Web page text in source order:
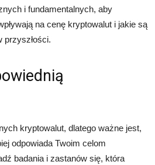
i fundamentalnych, aby
na cenę kryptowalut i jakie są
przyszłości.
kryptowalut, dlatego ważne jest,
odpowiada Twoim celom
badania i zastanów się, która